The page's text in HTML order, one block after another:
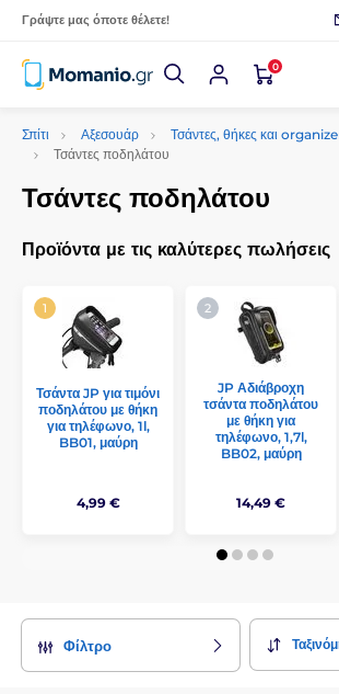
Γράψτε μας όποτε θέλετε!
0
Σπίτι Αξεσουάρ
Τσάντες, θήκες και
Τσάντες ποδηλάτου
Τσάντες ποδηλάτου
Προϊόντα με τις καλύτερες πωλήσεις
Τσάντα JP για τιμόνι
ποδηλάτου με θήκη
για τηλέφωνο, 1l,
BB01, μαύρη
4,99 €
JP Αδιάβροχη
τσάντα ποδηλάτου
με θήκη για
τηλέφωνο, 1,7l,
BB02, μαύρη
14,49 €
Φίλτρο